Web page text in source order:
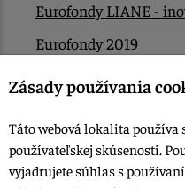
Eurofondy LIANE -
Eurofondy 2019
Eurofondy 2022/2023
Kontakt
Zásady používania
Táto webová lokalita používa
používateľskej skúsenosti.
vyjadrujete súhlas s